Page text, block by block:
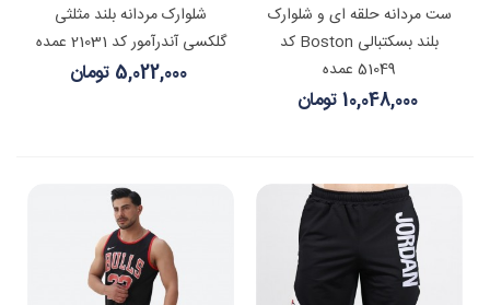
ست مردانه حلقه ای و شلوارک
بلند بسکتبالی Boston کد
51049 عمده
10,048,000 تومان
شلوارک مردانه بلند مثلثی
گلکسی آندرآمور کد 21031 عمده
5,022,000 تومان